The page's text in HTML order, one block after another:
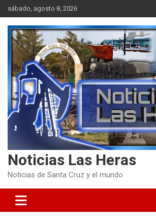
Skip
to
content
sábado, agosto 8, 2026
Noticias Las Heras
Noticias de Santa Cruz y el mundo